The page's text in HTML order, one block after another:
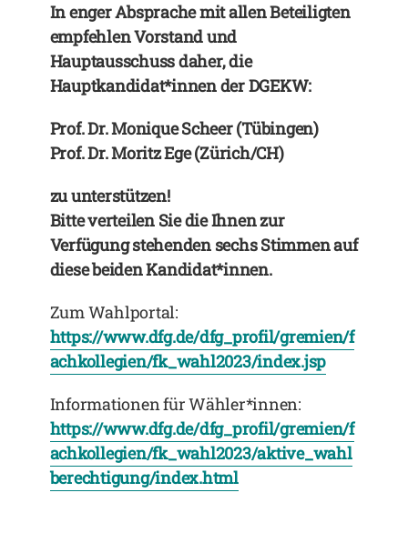
In enger Absprache mit allen Beteiligten
empfehlen Vorstand und
Hauptausschuss daher, die
Hauptkandidat*innen der DGEKW:
Prof. Dr. Monique Scheer (Tübingen)
Prof. Dr. Moritz Ege (Zürich/CH)
zu unterstützen!
Bitte verteilen Sie die Ihnen zur
Verfügung stehenden sechs Stimmen auf
diese beiden Kandidat*innen.
Zum Wahlportal:
https://www.dfg.de/dfg_profil/gremien/f
achkollegien/fk_wahl2023/index.jsp
Informationen für Wähler*innen:
https://www.dfg.de/dfg_profil/gremien/f
achkollegien/fk_wahl2023/aktive_wahl
berechtigung/index.html